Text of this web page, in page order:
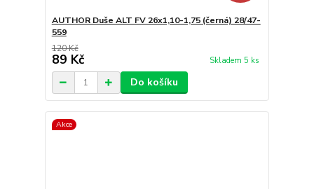
AUTHOR Duše ALT FV 26x1,10-1,75 (černá) 28/47-
559
120 Kč
89 Kč Skladem 5 ks
Do košíku
Akce